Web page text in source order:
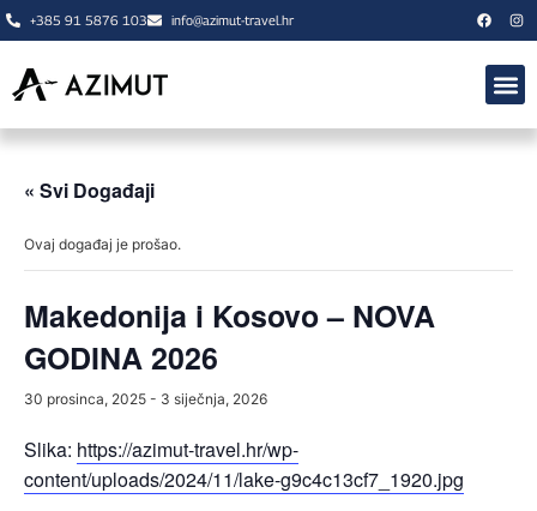
+385 91 5876 103 info@azimut-travel.hr
« Svi Događaji
Ovaj događaj je prošao.
Makedonija i Kosovo – NOVA
GODINA 2026
30 prosinca, 2025 - 3 siječnja, 2026
Slika: https://azimut-travel.hr/wp-
content/uploads/2024/11/lake-g9c4c13cf7_1920.jpg